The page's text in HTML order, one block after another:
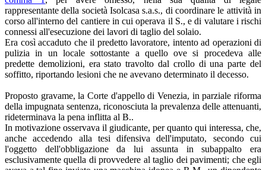
rappresentante della società Isolcasa s.a.s., di coordinare le attività in
corso all'interno del cantiere in cui operava il S., e di valutare i rischi
connessi all'esecuzione dei lavori di taglio del solaio.
Era così accaduto che il predetto lavoratore, intento ad operazioni di
pulizia in un locale sottostante a quello ove si procedeva alle
predette demolizioni, era stato travolto dal crollo di una parte del
soffitto, riportando lesioni che ne avevano determinato il decesso.
Proposto gravame, la Corte d'appello di Venezia, in parziale riforma
della impugnata sentenza, riconosciuta la prevalenza delle attenuanti,
rideterminava la pena inflitta al B..
In motivazione osservava il giudicante, per quanto qui interessa, che,
anche accedendo alla tesi difensiva dell'imputato, secondo cui
l'oggetto dell'obbligazione da lui assunta in subappalto era
esclusivamente quella di provvedere al taglio dei pavimenti; che egli